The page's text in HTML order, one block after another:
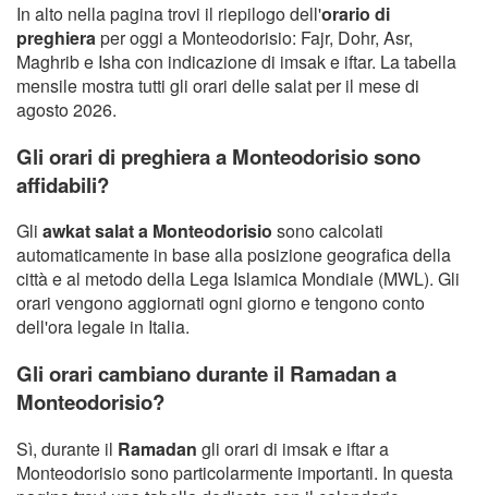
In alto nella pagina trovi il riepilogo dell'orario di
preghieraper oggi a Monteodorisio: Fajr, Dohr, Asr,
Maghrib e Isha con indicazione di imsak e iftar. La tabella
mensile mostra tutti gli orari delle salat per il mese di
agosto 2026.
Gli orari di preghiera a Monteodorisio sono
affidabili?
Gli awkat salat a Monteodorisio sono calcolati
automaticamente in base alla posizione geografica della
città e al metodo della Lega Islamica Mondiale (MWL). Gli
orari vengono aggiornati ogni giorno e tengono conto
dell'ora legale in Italia.
Gli orari cambiano durante il Ramadan a
Monteodorisio?
Sì, durante il Ramadan gli orari di imsak e iftar a
Monteodorisio sono particolarmente importanti. In questa